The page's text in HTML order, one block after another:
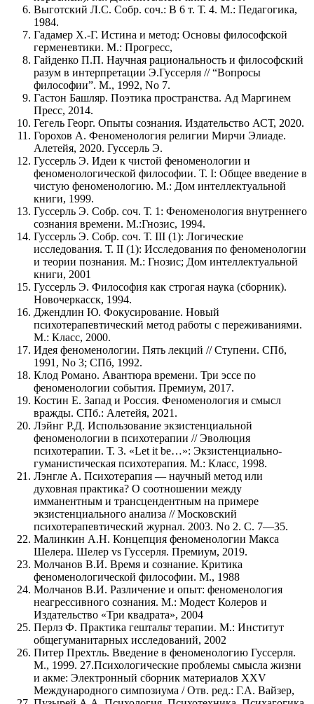
Выготский Л.С. Собр. соч.: В 6 т. Т. 4. М.: Педагогика,
1984.
Гадамер Х.-Г. Истина и метод: Основы философской
герменевтики. М.: Прогресс,
Гайденко П.П. Научная рациональность и философский
разум в интерпретации Э.Гуссерля // “Вопросы
философии”. М., 1992, No 7.
Гастон Башляр. Поэтика пространства. Ад Маргинем
Пресс, 2014.
Гегель Георг. Опыты сознания. Издательство АСТ, 2020.
Горохов А. Феноменология религии Мирчи Элиаде.
Алетейя, 2020. Гуссерль Э.
Гуссерль Э. Идеи к чистой феноменологии и
феноменологической философии. Т. I: Общее введение в
чистую феноменологию. М.: Дом интеллектуальной
книги, 1999.
Гуссерль Э. Собр. соч. Т. 1: Феноменология внутреннего
сознания времени. М.:Гнозис, 1994.
Гуссерль Э. Собр. соч. Т. III (1): Логические
исследования. Т. II (1): Исследования по феноменологии
и теории познания. М.: Гнозис; Дом интеллектуальной
книги, 2001
Гуссерль Э. Философия как строгая наука (сборник).
Новочеркасск, 1994.
Джендлин Ю. Фокусирование. Новый
психотерапевтический метод работы с переживаниями.
М.: Класс, 2000.
Идея феноменологии. Пять лекций // Ступени. СПб,
1991, No 3; СПб, 1992.
Клод Романо. Авантюра времени. Три эссе по
феноменологии события. Премиум, 2017.
Костин Е. Запад и Россия. Феноменология и смысл
вражды. СПб.: Алетейя, 2021.
Лэйнг Р.Д. Использование экзистенциальной
феноменологии в психотерапии // Эволюция
психотерапии. Т. 3. «Let it be…»: Экзистенциально-
гуманистическая психотерапия. М.: Класс, 1998.
Лэнгле А. Психотерапия — научный метод или
духовная практика? О соотношении между
имманентным и трансцендентным на примере
экзистенциального анализа // Московский
психотерапевтический журнал. 2003. No 2. С. 7—35.
Малинкин А.Н. Концепция феноменологии Макса
Шелера. Шелер vs Гуссерля. Премиум, 2019.
Молчанов В.И. Время и сознание. Критика
феноменологической философии. М., 1988
Молчанов В.И. Различение и опыт: феноменология
неагрессивного сознания. М.: Модест Колеров и
Издательство «Три квадрата», 2004
Перлз Ф. Практика гештальт терапии. М.: Институт
общегуманитарных исследований, 2002
Питер Прехтль. Введение в феноменологию Гуссерля.
М., 1999. 27.Психологические проблемы смысла жизни
и акме: Электронный сборник материалов XXV
Международного симпозиума / Отв. ред.: Г.А. Вайзер,